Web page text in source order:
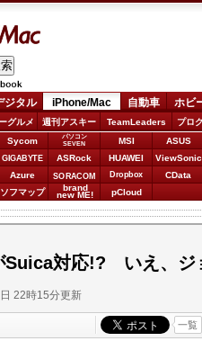
ジタル iPhone/Mac 自動車 ホビ
グルメ 週刊アスキー TeamLeaders プロ
Sycom
パソコン
SEVEN
MSI ASUS
GIGABYTE ASRock HUAWEI ViewSonic
Azure SORACOM Dropbox CData
ソフマップ brand
new ME! pCloud
Suica対応!? いえ、ジ
22時15分更新
一覧